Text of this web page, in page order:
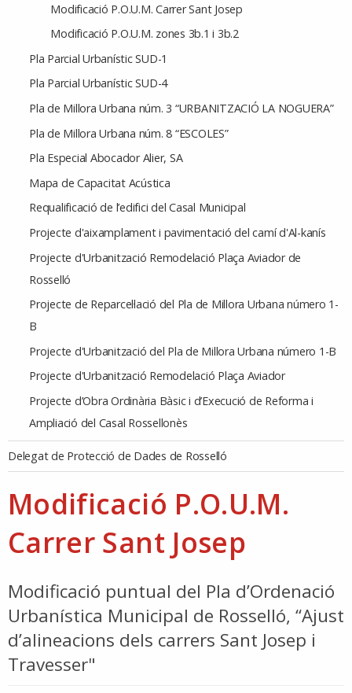
Modificació P.O.U.M. Carrer Sant Josep
Modificació P.O.U.M. zones 3b.1 i 3b.2
Pla Parcial Urbanístic SUD-1
Pla Parcial Urbanístic SUD-4
Pla de Millora Urbana núm. 3 “URBANITZACIÓ LA NOGUERA”
Pla de Millora Urbana núm. 8 “ESCOLES”
Pla Especial Abocador Alier, SA
Mapa de Capacitat Acústica
Requalificació de l’edifici del Casal Municipal
Projecte d'aixamplament i pavimentació del camí d'Al-kanís
Projecte d'Urbanització Remodelació Plaça Aviador de
Rosselló
Projecte de Reparcel·lació del Pla de Millora Urbana número 1-
B
Projecte d'Urbanització del Pla de Millora Urbana número 1-B
Projecte d'Urbanització Remodelació Plaça Aviador
Projecte d’Obra Ordinària Bàsic i d’Execució de Reforma i
Ampliació del Casal Rossellonès
Delegat de Protecció de Dades de Rosselló
Modificació P.O.U.M.
Carrer Sant Josep
Modificació puntual del Pla d’Ordenació
Urbanística Municipal de Rosselló, “Ajust
d’alineacions dels carrers Sant Josep i
Travesser"